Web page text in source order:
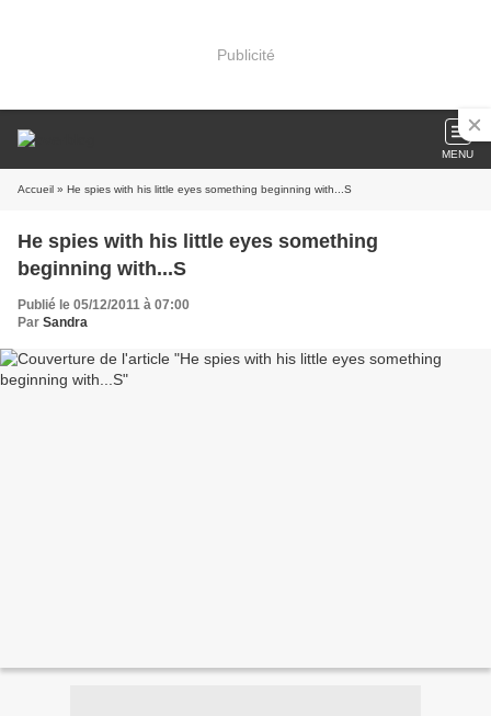
Publicité
MENU
Accueil » He spies with his little eyes something beginning with...S
He spies with his little eyes something
beginning with...S
Publié le 05/12/2011 à 07:00
Par Sandra